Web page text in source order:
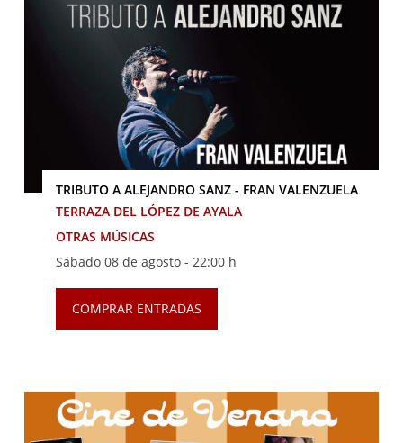
TRIBUTO A ALEJANDRO SANZ - FRAN VALENZUELA
TERRAZA DEL LÓPEZ DE AYALA
OTRAS MÚSICAS
Sábado 08 de agosto - 22:00 h
COMPRAR ENTRADAS